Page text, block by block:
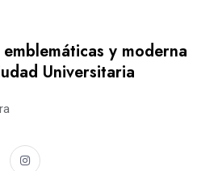
y moderna
Universitaria